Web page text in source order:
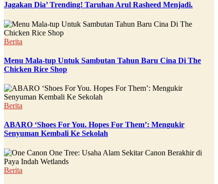
Jagakan Dia’ Trending! Taruhan Arul Rasheed Menjadi.
Berita
Menu Mala-tup Untuk Sambutan Tahun Baru Cina Di The
Chicken Rice Shop
Berita
ABARO ‘Shoes For You. Hopes For Them’: Mengukir
Senyuman Kembali Ke Sekolah
Berita